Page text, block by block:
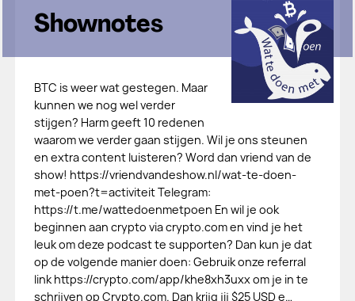
Shownotes
BTC is weer wat gestegen. Maar
kunnen we nog wel verder
stijgen? Harm geeft 10 redenen
waarom we verder gaan stijgen. Wil je ons steunen
en extra content luisteren? Word dan vriend van de
show! https://vriendvandeshow.nl/wat-te-doen-
met-poen?t=activiteit Telegram:
https://t.me/wattedoenmetpoen En wil je ook
beginnen aan crypto via crypto.com en vind je het
leuk om deze podcast te supporten? Dan kun je dat
op de volgende manier doen: Gebruik onze referral
link https://crypto.com/app/khe8xh3uxx om je in te
schrijven op Crypto.com. Dan krijg jij $25 USD e…